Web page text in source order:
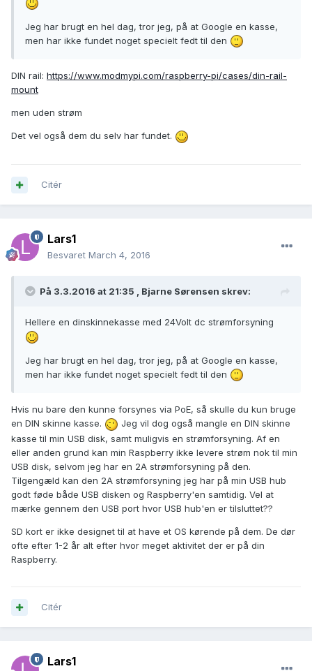
Jeg har brugt en hel dag, tror jeg, på at Google en kasse,
men har ikke fundet noget specielt fedt til den
DIN rail: https://www.modmypi.com/raspberry-pi/cases/din-rail-
mount
men uden strøm
Det vel også dem du selv har fundet.
Citér
Lars1
Besvaret March 4, 2016
På 3.3.2016 at 21:35 , Bjarne Sørensen skrev:
Hellere en dinskinnekasse med 24Volt dc strømforsyning
Jeg har brugt en hel dag, tror jeg, på at Google en kasse,
men har ikke fundet noget specielt fedt til den
Hvis nu bare den kunne forsynes via PoE, så skulle du kun bruge
en DIN skinne kasse.
Jeg vil dog også mangle en DIN skinne
kasse til min USB disk, samt muligvis en strømforsyning. Af en
eller anden grund kan min Raspberry ikke levere strøm nok til min
USB disk, selvom jeg har en 2A strømforsyning på den.
Tilgengæld kan den 2A strømforsyning jeg har på min USB hub
godt føde både USB disken og Raspberry'en samtidig. Vel at
mærke gennem den USB port hvor USB hub'en er tilsluttet??
SD kort er ikke designet til at have et OS kørende på dem. De dør
ofte efter 1-2 år alt efter hvor meget aktivitet der er på din
Raspberry.
Citér
Lars1